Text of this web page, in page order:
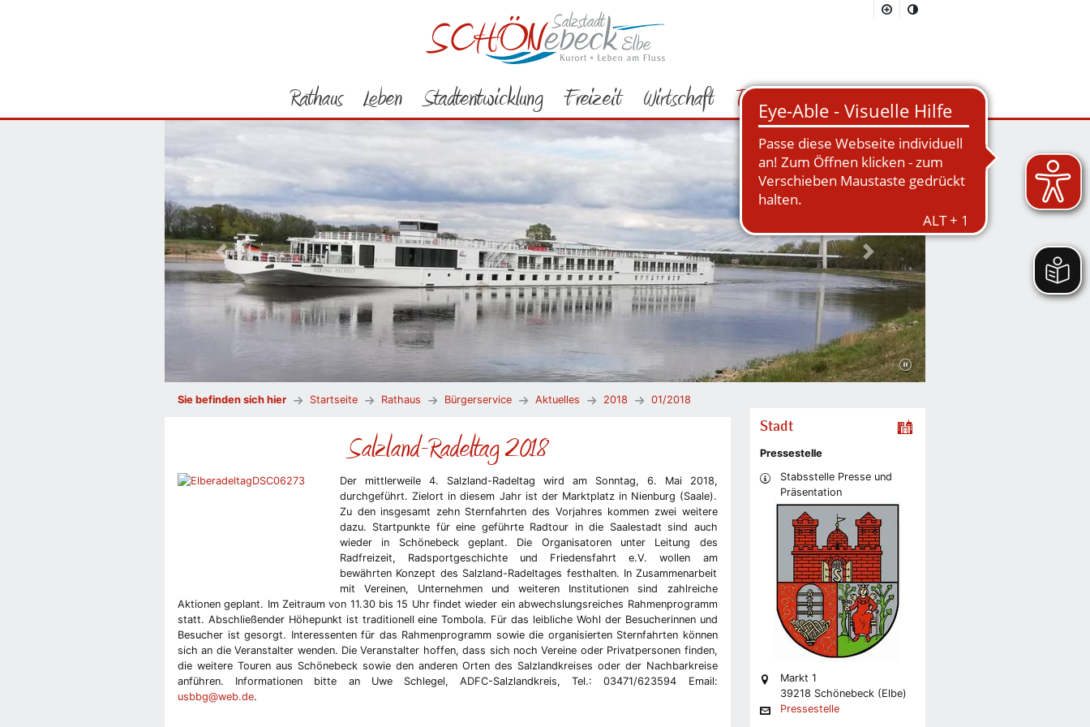
Rathaus Leben Stadtentwicklung Freizeit Wirtschaft Tourismus Suchmaske öffnen/schließen
Vorheriges Bild Nächstes Bild
Sie befinden sich hier Startseite Rathaus Bürgerservice Aktuelles 2018 01/2018
Salzland-Radeltag 2018
Der mittlerweile 4. Salzland-Radeltag wird am Sonntag, 6. Mai 2018,
durchgeführt. Zielort in diesem Jahr ist der Marktplatz in Nienburg (Saale).
Zu den insgesamt zehn Sternfahrten des Vorjahres kommen zwei weitere
dazu. Startpunkte für eine geführte Radtour in die Saalestadt sind auch
wieder in Schönebeck geplant. Die Organisatoren unter Leitung des
Radfreizeit, Radsportgeschichte und Friedensfahrt e.V. wollen am
bewährten Konzept des Salzland-Radeltages festhalten. In Zusammenarbeit
mit Vereinen, Unternehmen und weiteren Institutionen sind zahlreiche
Aktionen geplant. Im Zeitraum von 11.30 bis 15 Uhr findet wieder ein abwechslungsreiches Rahmenprogramm
statt. Abschließender Höhepunkt ist traditionell eine Tombola. Für das leibliche Wohl der Besucherinnen und
Besucher ist gesorgt. Interessenten für das Rahmenprogramm sowie die organisierten Sternfahrten können
sich an die Veranstalter wenden. Die Veranstalter hoffen, dass sich noch Vereine oder Privatpersonen finden,
die weitere Touren aus Schönebeck sowie den anderen Orten des Salzlandkreises oder der Nachbarkreise
anführen. Informationen bitte an Uwe Schlegel, ADFC-Salzlandkreis, Tel.: 03471/623594 Email:
usbbg@web.de.
Stadt
Pressestelle
Stabsstelle Presse und
Präsentation
Markt 1
39218 Schönebeck (Elbe)
Pressestelle